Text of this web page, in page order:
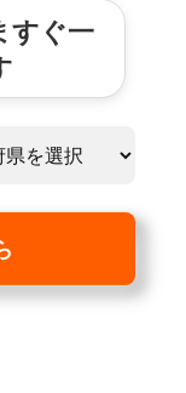
すぐ一